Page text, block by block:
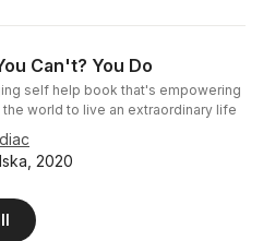
Can't? You Do
self help book that's empowering
world to live an extraordinary life
2020